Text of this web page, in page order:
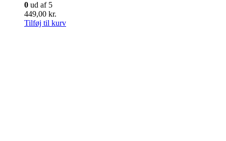
0 ud af 5
449,00 kr.
Tilføj til kurv